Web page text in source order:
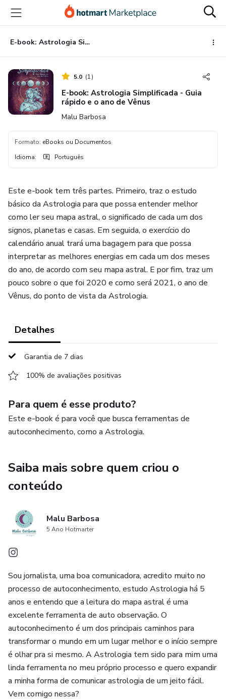
para
conteúdo
principal
para
pagamento
para
rodapé
E-book: Astrologia Simplificada - Guia rápido e o ano de Vênus
5.0 (1)
E-book: Astrologia Simplificada - Guia
rápido e o ano de Vênus
Malu Barbosa
Formato: eBooks ou Documentos
Idioma: Português
Este e-book tem três partes. Primeiro, traz o estudo
básico da Astrologia para que possa entender melhor
como ler seu mapa astral, o significado de cada um dos
signos, planetas e casas. Em seguida, o exercício do
calendário anual trará uma bagagem para que possa
interpretar as melhores energias em cada um dos meses
do ano, de acordo com seu mapa astral. E por fim, traz um
pouco sobre o que foi 2020 e como será 2021, o ano de
Vênus, do ponto de vista da Astrologia.
Detalhes
Garantia de 7 dias
100% de avaliações positivas
Para quem é esse produto?
Este e-book é para você que busca ferramentas de
autoconhecimento, como a Astrologia.
Saiba mais sobre quem criou o
conteúdo
Malu Barbosa
5 Ano Hotmarter
Sou jornalista, uma boa comunicadora, acredito muito no
processo de autoconhecimento, estudo Astrologia há 5
anos e entendo que a leitura do mapa astral é uma
excelente ferramenta de auto observação. O
autoconhecimento é um dos principais caminhos para
transformar o mundo em um lugar melhor e o início sempre
é olhar pra si mesmo. A Astrologia tem sido para mim uma
linda ferramenta no meu próprio processo e quero expandir
a minha forma de comunicar astrologia de um jeito fácil.
Vem comigo nessa?